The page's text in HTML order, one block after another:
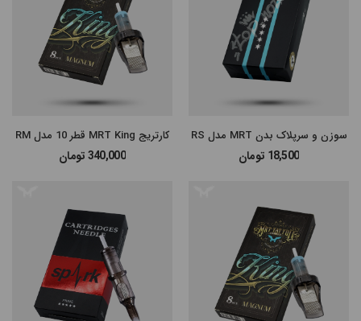
جدیدترین
سوزن و سرپلاک بدن MRT مدل RS
18,500 تومان
کارتریج MRT King قطر 10 مدل RM
340,000تومان